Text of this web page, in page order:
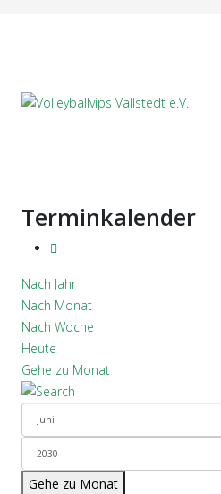
Terminkalender
Nach Jahr
Nach Monat
Nach Woche
Heute
Gehe zu Monat
Gehe zu Monat